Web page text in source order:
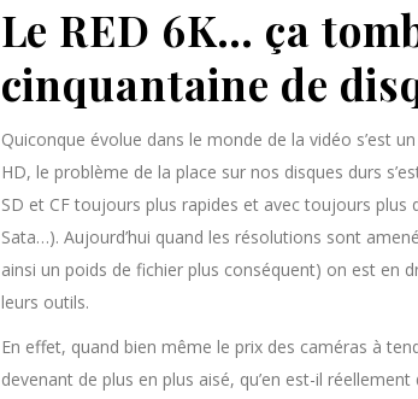
Le RED 6K… ça
cinquantaine de
Quiconque évolue dans le monde de la vidéo s’est
HD, le problème de la place sur nos disques durs
SD et CF toujours plus rapides et avec toujours plus
Sata…). Aujourd’hui quand les résolutions sont
ainsi un poids de fichier plus conséquent) on est en
leurs outils.
En effet, quand bien même le prix des caméras à
devenant de plus en plus aisé, qu’en est-il